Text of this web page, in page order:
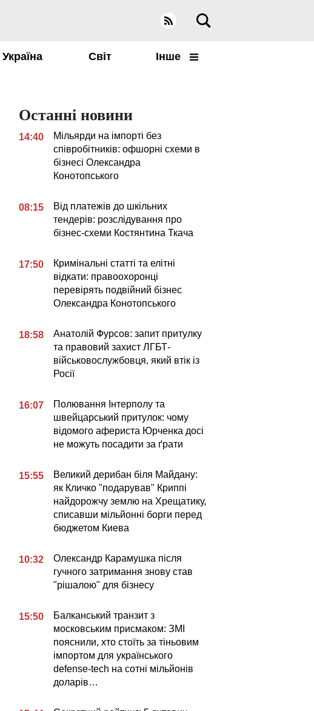
Україна Світ Інше
Останні новини
14:40
Мільярди на імпорті без
співробітників: офшорні схеми в
бізнесі Олександра
Конотопського
08:15
Від платежів до шкільних
тендерів: розслідування про
бізнес-схеми Костянтина Ткача
17:50
Кримінальні статті та елітні
відкати: правоохоронці
перевірять подвійний бізнес
Олександра Конотопського
18:58
Анатолій Фурсов: запит притулку
та правовий захист ЛГБТ-
військовослужбовця, який втік із
Росії
16:07
Полювання Інтерполу та
швейцарський притулок: чому
відомого афериста Юрченка досі
не можуть посадити за ґрати
15:55
Великий дерибан біля Майдану:
як Кличко "подарував" Криппі
найдорожчу землю на Хрещатику,
списавши мільйонні борги перед
бюджетом Киева
10:32
Олександр Карамушка після
гучного затримання знову став
"рішалою" для бізнесу
15:50
Балканський транзит з
московським присмаком: ЗМІ
пояснили, хто стоїть за тіньовим
імпортом для українського
defense-tech на сотні мільйонів
доларів…